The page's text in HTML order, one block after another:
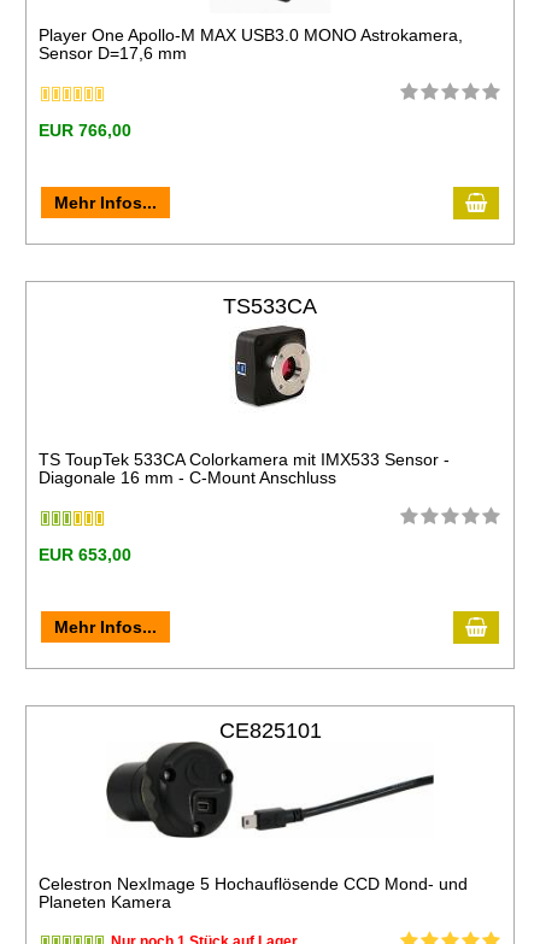
Player One Apollo-M MAX USB3.0 MONO Astrokamera,
Sensor D=17,6 mm
EUR 766,00
Mehr Infos...
TS533CA
TS ToupTek 533CA Colorkamera mit IMX533 Sensor -
Diagonale 16 mm - C-Mount Anschluss
EUR 653,00
Mehr Infos...
CE825101
Celestron NexImage 5 Hochauflösende CCD Mond- und
Planeten Kamera